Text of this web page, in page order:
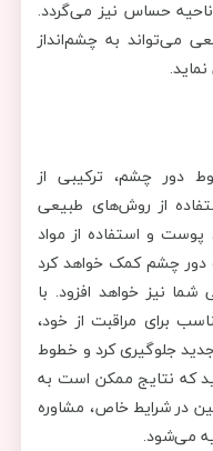
حساس نیز می‌گردد.
می‌تواند به چشم‌انداز
دور چشم، ترکیبی از
از روش‌های طبیعی
پوست و استفاده از مواد
دور چشم کمک خواهد کرد
نیز خواهد افزود. با
برای مراقبت از خود،
جلوگیری کرد و خطوط
که نتایج ممکن است به
در شرایط خاص، مشاوره
می‌شود.